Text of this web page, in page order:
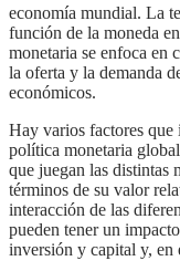
economía mundial. La
función de la moneda
monetaria se enfoca en
la oferta y la demanda
económicos.
Hay varios factores que influyen en la teoría de la moneda y la
política monetaria
que juegan las distintas
términos de su valor
interacción de las
pueden tener un
inversión y capital y, en